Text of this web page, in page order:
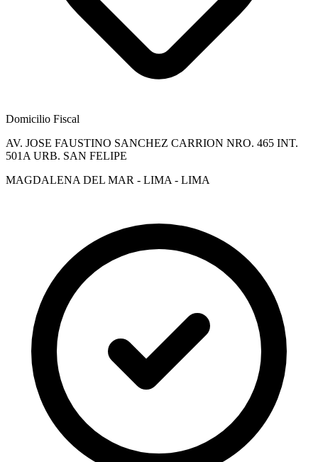
Domicilio Fiscal
AV. JOSE FAUSTINO SANCHEZ CARRION NRO. 465 INT.
501A URB. SAN FELIPE
MAGDALENA DEL MAR - LIMA - LIMA